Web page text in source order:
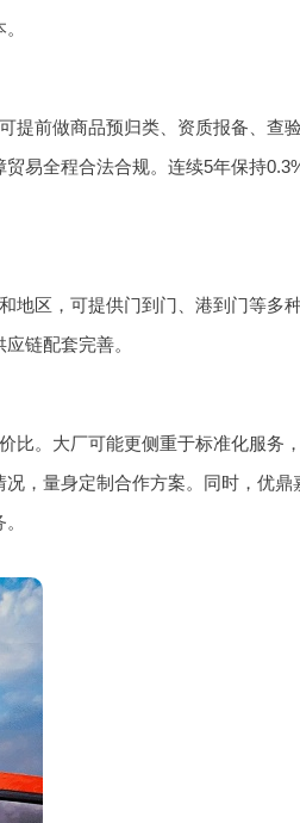
提前做商品预归类、资质报备、查
易全程合法合规。连续5年保持
地区，可提供门到门、港到门等多
链配套完善。
比。大厂可能更侧重于标准化服务
，量身定制合作方案。同时，优